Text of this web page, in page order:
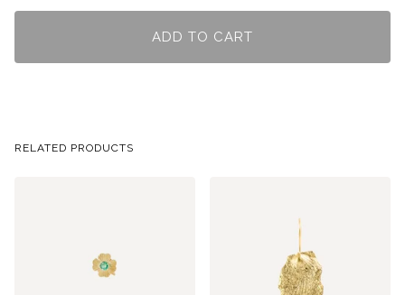
ADD TO CART
RELATED PRODUCTS